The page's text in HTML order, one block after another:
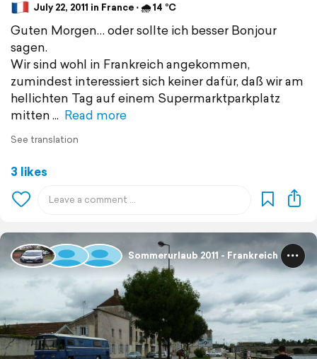
July 22, 2011 in France ⋅ 🌧 14 °C
Guten Morgen… oder sollte ich besser Bonjour
sagen.
Wir sind wohl in Frankreich angekommen,
zumindest interessiert sich keiner dafür, daß wir am
hellichten Tag auf einem Supermarktparkplatz
mitten
Read more
See translation
3 likes
Sommerurlaub 2011 - Frankreich